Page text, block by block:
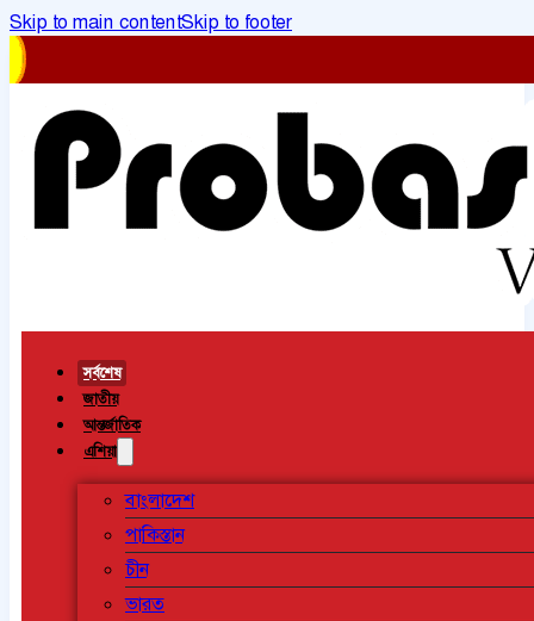
Skip to main contentSkip to footer
সর্বশেষ
জাতীয়
আন্তর্জাতিক
এশিয়া
বাংলাদেশ
পাকিস্তান
চীন
ভারত